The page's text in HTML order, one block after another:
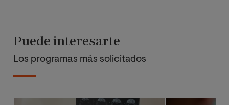
Puede interesarte
Los programas más solicitados